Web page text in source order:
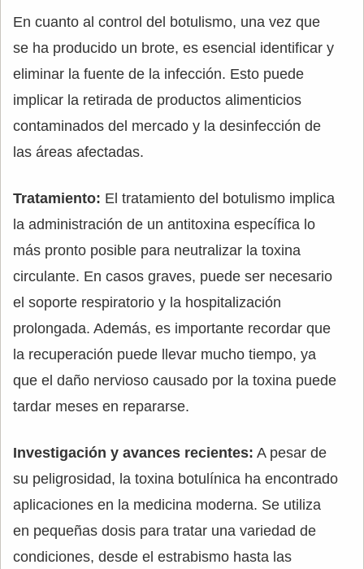
En cuanto al control del botulismo, una vez que
se ha producido un brote, es esencial identificar y
eliminar la fuente de la infección. Esto puede
implicar la retirada de productos alimenticios
contaminados del mercado y la desinfección de
las áreas afectadas.
Tratamiento: El tratamiento del botulismo implica
la administración de un antitoxina específica lo
más pronto posible para neutralizar la toxina
circulante. En casos graves, puede ser necesario
el soporte respiratorio y la hospitalización
prolongada. Además, es importante recordar que
la recuperación puede llevar mucho tiempo, ya
que el daño nervioso causado por la toxina puede
tardar meses en repararse.
Investigación y avances recientes: A pesar de
su peligrosidad, la toxina botulínica ha encontrado
aplicaciones en la medicina moderna. Se utiliza
en pequeñas dosis para tratar una variedad de
condiciones, desde el estrabismo hasta las